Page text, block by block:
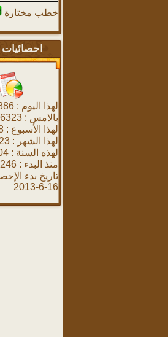
خطب مختارة
احصائيات
لهذا اليوم :
بالامس : 6323
لهذا الأسبوع :
لهذا الشهر :
لهذه السنة :
منذ البدء :
تاريخ بدء
16-6-2013